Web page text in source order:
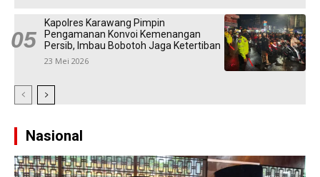
Kapolres Karawang Pimpin
Pengamanan Konvoi Kemenangan
Persib, Imbau Bobotoh Jaga Ketertiban
23 Mei 2026
Nasional